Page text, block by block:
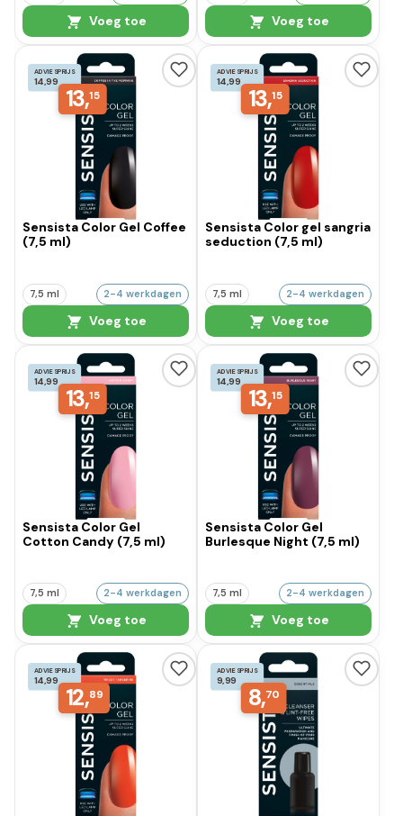
Voeg toe Voeg toe
ADVIESPRIJS
14,99
13,15
Sensista Color Gel Coffee
(7,5 ml)
7,5 ml 2-4 werkdagen
Voeg toe
ADVIESPRIJS
14,99
13,15
Sensista Color gel sangria
seduction (7,5 ml)
7,5 ml 2-4 werkdagen
Voeg toe
ADVIESPRIJS
14,99
13,15
Sensista Color Gel
Cotton Candy (7,5 ml)
7,5 ml 2-4 werkdagen
Voeg toe
ADVIESPRIJS
14,99
13,15
Sensista Color Gel
Burlesque Night (7,5 ml)
7,5 ml 2-4 werkdagen
Voeg toe
ADVIESPRIJS
14,99
12,89
ADVIESPRIJS
9,99
8,70